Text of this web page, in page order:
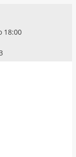
18:00